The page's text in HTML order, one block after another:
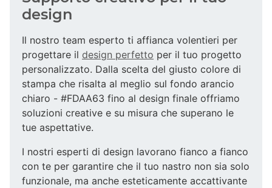
design
Il nostro team esperto ti affianca volentieri per
progettare il design perfetto per il tuo progetto
personalizzato. Dalla scelta del giusto colore di
stampa che risalta al meglio sul fondo arancio
chiaro - #FDAA63 fino al design finale offriamo
soluzioni creative e su misura che superano le
tue aspettative.
I nostri esperti di design lavorano fianco a fianco
con te per garantire che il tuo nastro non sia solo
funzionale, ma anche esteticamente accattivante